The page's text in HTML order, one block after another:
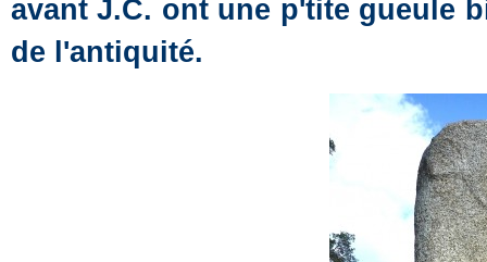
avant J.C. ont une p'tite gueule
de l'antiquité.